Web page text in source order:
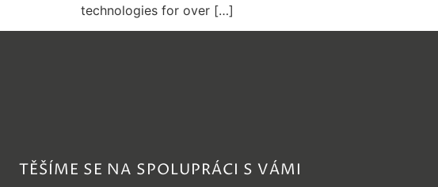
technologies for over […]
TĚŠÍME SE NA SPOLUPRÁCI S VÁMI